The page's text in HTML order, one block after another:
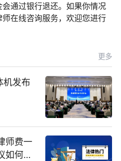
通过银行退还。如果你情况
在线咨询服务，欢迎您进行
更多
机发布
师费一
如何算